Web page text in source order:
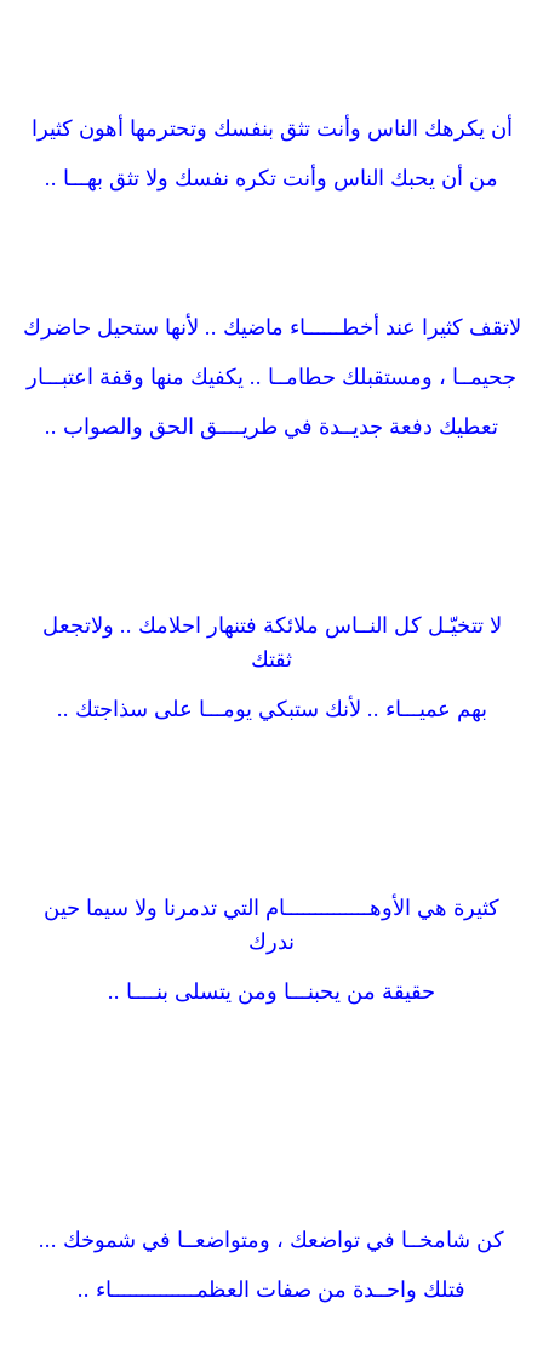
أن يكرهك الناس وأنت تثق بنفسك وتحترمها أهون كثيرا
من أن يحبك الناس وأنت تكره نفسك ولا تثق بهـــا ..
لاتقف كثيرا عند أخطــــــاء ماضيك .. لأنها ستحيل حاضرك
جحيمــا ، ومستقبلك حطامــا .. يكفيك منها وقفة اعتبـــار
تعطيك دفعة جديــدة في طريــــق الحق والصواب ..
لا تتخيّـل كل النــاس ملائكة فتنهار احلامك .. ولاتجعل
ثقتك
بهم عميـــاء .. لأنك ستبكي يومـــا على سذاجتك ..
كثيرة هي الأوهــــــــــــــام التي تدمرنا ولا سيما حين
ندرك
حقيقة من يحبنـــا ومن يتسلى بنــــا ..
كن شامخــا في تواضعك ، ومتواضعــا في شموخك ...
فتلك واحــدة من صفات العظمــــــــــــــاء ..